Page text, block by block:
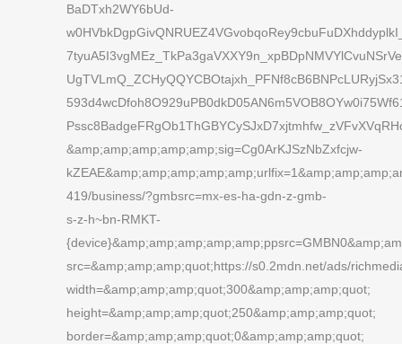
BaDTxh2WY6bUd-
&amp;amp;amp;amp;amp;sig=Cg0ArKJSzNbZxfcjw-
419/business/?gmbsrc=mx-es-ha-gdn-z-gmb-
s-z-h~bn-RMKT-
src=&amp;amp;amp;quot;https://s0.2mdn.net/ads/
width=&amp;amp;amp;quot;300&amp;amp;amp;quot;
height=&amp;amp;amp;quot;250&amp;amp;amp;quot;
border=&amp;amp;amp;quot;0&amp;amp;amp;quot;